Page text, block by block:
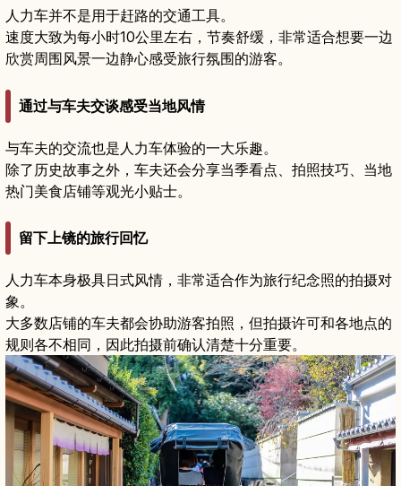
人力车并不是用于赶路的交通工具。
速度大致为每小时10公里左右，节奏舒缓，非常适合想要一边
欣赏周围风景一边静心感受旅行氛围的游客。
通过与车夫交谈感受当地风情
与车夫的交流也是人力车体验的一大乐趣。
除了历史故事之外，车夫还会分享当季看点、拍照技巧、当地
热门美食店铺等观光小贴士。
留下上镜的旅行回忆
人力车本身极具日式风情，非常适合作为旅行纪念照的拍摄对
象。
大多数店铺的车夫都会协助游客拍照，但拍摄许可和各地点的
规则各不相同，因此拍摄前确认清楚十分重要。